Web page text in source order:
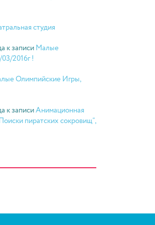
студия
к записиМалые
2016г !
Олимпийские Игры,
к записиАнимационная
пиратских сокровищ”,